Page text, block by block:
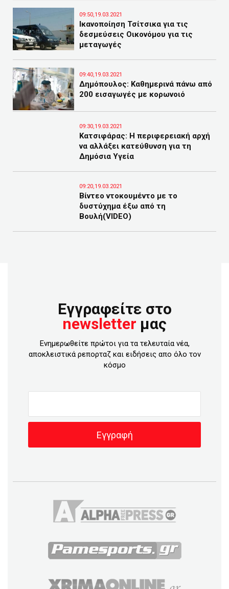
09:50,19.03.2021
Ικανοποίηση Τσίτσικα για τις
δεσμεύσεις Οικονόμου για τις
μεταγωγές
09:40,19.03.2021
Δημόπουλος: Καθημερινά πάνω από
200 εισαγωγές με κορωνοιό
09:30,19.03.2021
Κατσιφάρας: Η περιφερειακή αρχή
να αλλάξει κατεύθυνση για τη
Δημόσια Υγεία
09:20,19.03.2021
Bίντεο ντοκουμέντο με το
δυστύχημα έξω από τη
Βουλή(VIDEO)
Εγγραφείτε στο
newsletter μας
Ενημερωθείτε πρώτοι για τα τελευταία νέα,
αποκλειστικά ρεπορταζ και ειδήσεις απο όλο τον
κόσμο